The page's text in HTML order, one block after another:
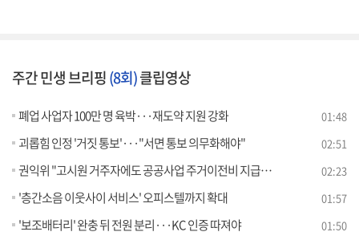
주간 민생 브리핑(8회)클립영상
폐업 사업자 100만 명 육박···재도약 지원 강화 01:48
괴롭힘 인정 '거짓 통보'···"서면 통보 의무화해야" 02:51
권익위 "고시원 거주자에도 공공사업 주거이전비 지급해야" 02:23
'층간소음 이웃사이 서비스' 오피스텔까지 확대 01:57
'보조배터리' 완충 뒤 전원 분리···KC 인증 따져야 01:50